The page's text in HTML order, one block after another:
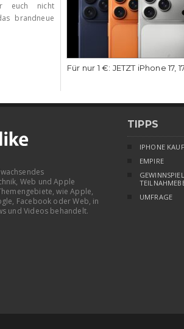
euch nicht
brandneue
Für nur 1 €: JETZT iPhone 17,
Web und Apple
wie Apple,
Facebook oder Web, in
und Videos behandelt.
TIPPS
IPHONE
EMPIRE
GEWINNSPIEL
UMFRAGE